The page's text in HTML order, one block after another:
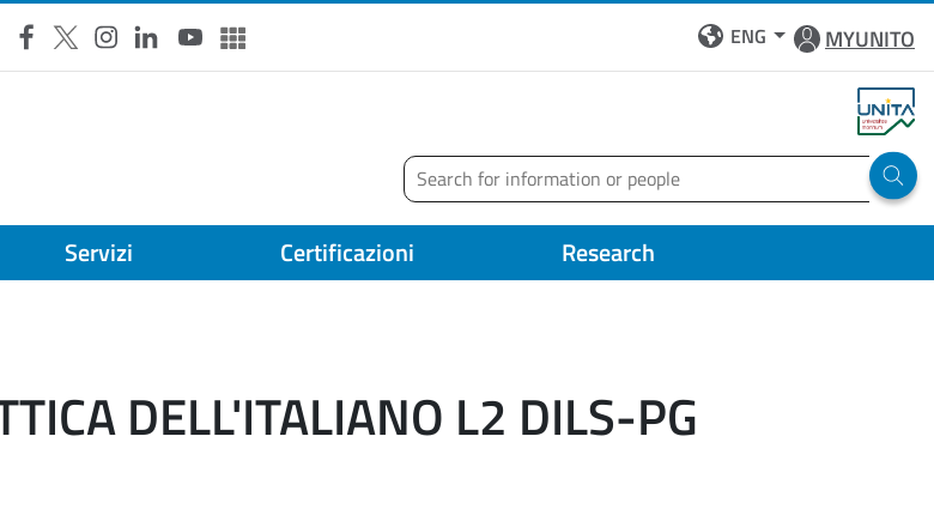
Facebook
X Instagram
LinkedInYouTubeAltri social
ENG MYUNITO
Search
Run
Servizi Certificazioni Research
DELL'ITALIANO L2 DILS-PG